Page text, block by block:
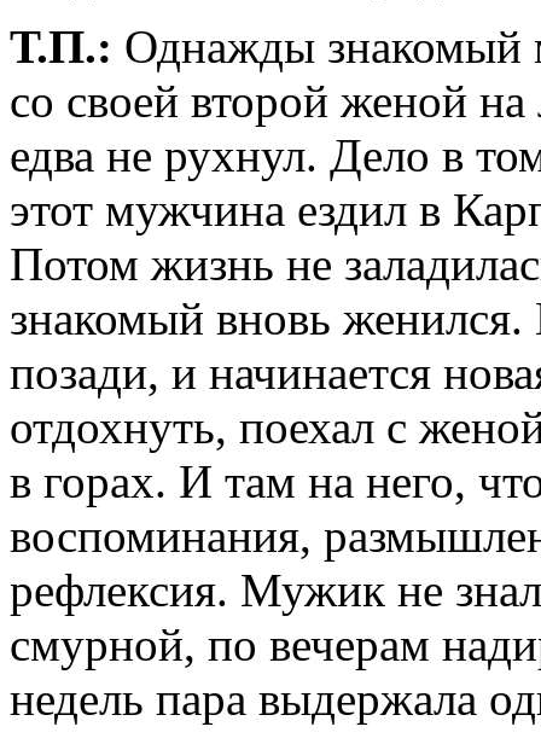
Т.П.: Однажды знакомый
со своей второй женой
едва не рухнул. Дело в
этот мужчина ездил в
Потом жизнь не
знакомый вновь женился.
позади, и начинается
отдохнуть, поехал с
в горах. И там на него,
воспоминания,
рефлексия. Мужик не
смурной, по вечерам
недель пара выдержала